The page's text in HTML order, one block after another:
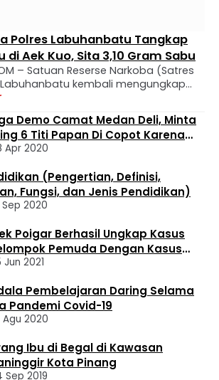
Polres Labuhanbatu Tangkap
di Aek Kuo, Sita 3,10 Gram Sabu
– Satuan Reserse Narkoba (Satres
kembali mengungkap
jenis sabu di wilayah
pria berinisial MTS alias Tebe (34)
dalam operasi yang digelar di
Selamat, Kecamatan Aek Kuo,
Utara, Selasa (4/8/2026)
WIB. Penangkapan dilakukan oleh Tim
…
Demo Camat Medan Deli, Minta
6 Titi Papan Di Copot Karena
Sama Warganya
Apr 2020
(Pengertian, Definisi,
Fungsi, dan Jenis Pendidikan)
Sep 2020
Poigar Berhasil Ungkap Kasus
Pemuda Dengan Kasus
Jun 2021
Pembelajaran Daring Selama
Pandemi Covid-19
Agu 2020
Ibu di Begal di Kawasan
Kota Pinang
Sep 2019